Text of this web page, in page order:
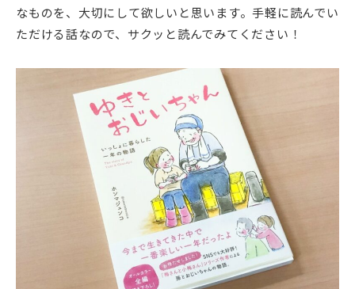
なものを、大切にして欲しいと思います。手軽に読んでい
ただける話なので、サクッと読んでみてください！